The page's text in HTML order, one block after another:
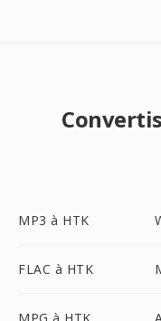
MP3 à HTK
FLAC à HTK